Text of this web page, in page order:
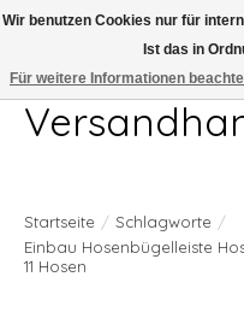
Telefon 04407 715872 MO-DO 7.00-
Startseite / Schlagworte /
Einbau Hosenbügelleiste
11 Hosen
Wir benutzen Cookies nur für
Ist das in
Für weitere Informationen